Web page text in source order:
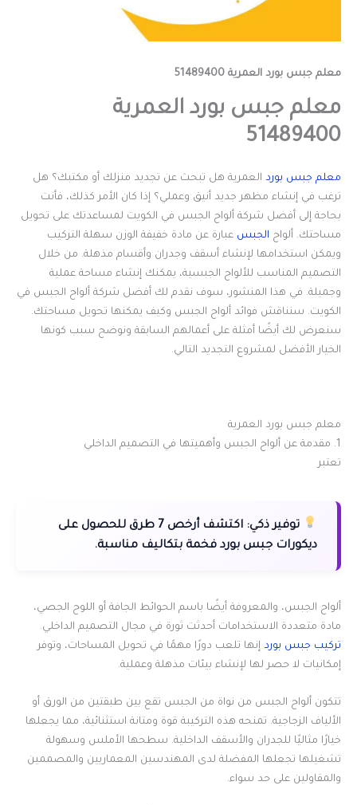
معلم جبس بورد العمرية 51489400
معلم جبس بورد العمرية
51489400
معلم جبس بورد العمرية هل تبحث عن تجديد منزلك أو مكتبك؟ هل
ترغب في إنشاء مظهر جديد أنيق وعملي؟ إذا كان الأمر كذلك، فأنت
بحاجة إلى أفضل شركة ألواح الجبس في الكويت لمساعدتك على تحويل
مساحتك. ألواح الجبس عبارة عن مادة خفيفة الوزن سهلة التركيب
ويمكن استخدامها لإنشاء أسقف وجدران وأقسام مذهلة. من خلال
التصميم المناسب للألواح الجبسية، يمكنك إنشاء مساحة عملية
وجميلة. في هذا المنشور، سوف نقدم لك أفضل شركة ألواح الجبس في
الكويت. سنناقش فوائد ألواح الجبس وكيف يمكنها تحويل مساحتك.
سنعرض لك أيضًا أمثلة على أعمالهم السابقة ونوضح سبب كونها
الخيار الأفضل لمشروع التجديد التالي.
معلم جبس بورد العمرية
1. مقدمة عن ألواح الجبس وأهميتها في التصميم الداخلي
تعتبر
توفير ذكي:
اكتشف أرخص 7 طرق للحصول على
ديكورات جبس بورد فخمة بتكاليف مناسبة.
ألواح الجبس، والمعروفة أيضًا باسم الحوائط الجافة أو اللوح الجصي،
مادة متعددة الاستخدامات أحدثت ثورة في مجال التصميم الداخلي.
تركيب جبس بورد إنها تلعب دورًا مهمًا في تحويل المساحات، وتوفر
إمكانيات لا حصر لها لإنشاء بيئات مذهلة وعملية.
تتكون ألواح الجبس من نواة من الجبس تقع بين طبقتين من الورق أو
الألياف الزجاجية. تمنحه هذه التركيبة قوة ومتانة استثنائية، مما يجعلها
خيارًا مثاليًا للجدران والأسقف الداخلية. سطحها الأملس وسهولة
تشغيلها تجعلها المفضلة لدى المهندسين المعماريين والمصممين
والمقاولين على حد سواء.